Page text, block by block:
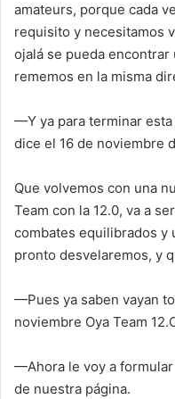
amateurs, porque cada
requisito y necesitamos
ojalá se pueda
rememos en la misma
—Y ya para terminar
dice el 16 de noviembre
Que volvemos con una
Team con la 12.0, va a
combates equilibrados y
pronto desvelaremos, y
—Pues ya saben vayan
noviembre Oya Team
—Ahora le voy a
de nuestra página.